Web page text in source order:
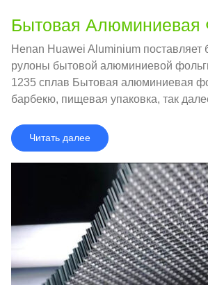
Бытовая Алюминиевая
Henan Huawei Aluminium поставляет
рулоны бытовой алюминиевой
1235 сплав Бытовая алюминиевая
барбекю, пищевая упаковка, так
Читать далее